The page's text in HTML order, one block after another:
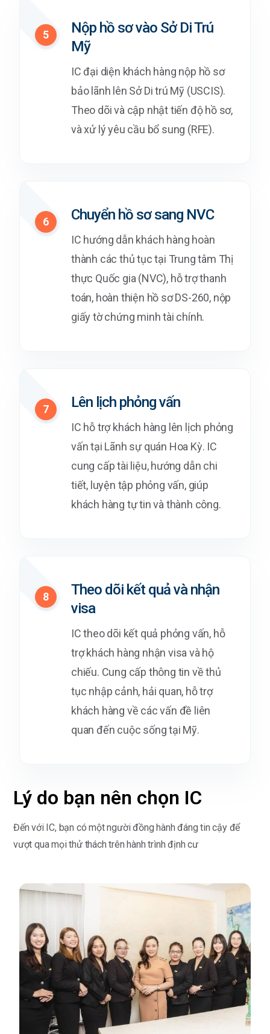
5
Nộp hồ sơ vào Sở Di Trú
Mỹ
IC đại diện khách hàng nộp hồ sơ
bảo lãnh lên Sở Di trú Mỹ (USCIS).
Theo dõi và cập nhật tiến độ hồ sơ,
và xử lý yêu cầu bổ sung (RFE).
6 Chuyển hồ sơ sang NVC
IC hướng dẫn khách hàng hoàn
thành các thủ tục tại Trung tâm Thị
thực Quốc gia (NVC), hỗ trợ thanh
toán, hoàn thiện hồ sơ DS-260, nộp
giấy tờ chứng minh tài chính.
7 Lên lịch phỏng vấn
IC hỗ trợ khách hàng lên lịch phỏng
vấn tại Lãnh sự quán Hoa Kỳ. IC
cung cấp tài liệu, hướng dẫn chi
tiết, luyện tập phỏng vấn, giúp
khách hàng tự tin và thành công.
8
Theo dõi kết quả và nhận
visa
IC theo dõi kết quả phỏng vấn, hỗ
trợ khách hàng nhận visa và hộ
chiếu. Cung cấp thông tin về thủ
tục nhập cảnh, hải quan, hỗ trợ
khách hàng về các vấn đề liên
quan đến cuộc sống tại Mỹ.
Lý do bạn nên chọn IC
Đến với IC, bạn có một người đồng hành đáng tin cậy để
vượt qua mọi thử thách trên hành trình định cư